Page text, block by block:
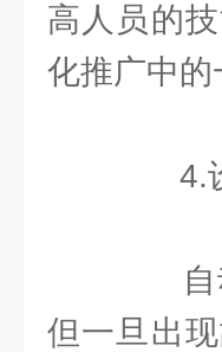
高人员的
化推广中的
4.设
自动
但一旦出